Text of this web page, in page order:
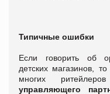
Типичные ошибки
Если говорить об
детских магазинов,
многих
управляющего